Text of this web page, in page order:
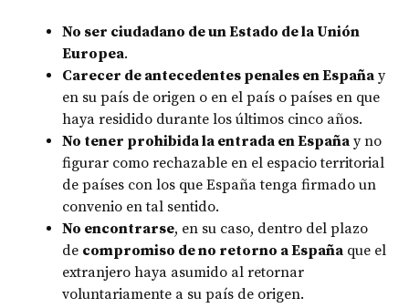
No ser ciudadano de un Estado de la Unión
Europea.
Carecer de antecedentes penales en España y
en su país de origen o en el país o países en que
haya residido durante los últimos cinco años.
No tener prohibida la entrada en España y no
figurar como rechazable en el espacio territorial
de países con los que España tenga firmado un
convenio en tal sentido.
No encontrarse, en su caso, dentro del plazo
de compromiso de no retorno a España que el
extranjero haya asumido al retornar
voluntariamente a su país de origen.